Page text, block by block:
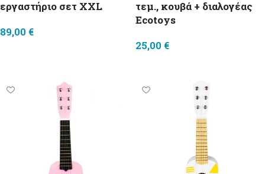
εργαστήριο σετ XXL
89,00 €
τεμ., κουβά + διαλογέας
Ecotoys
25,00 €